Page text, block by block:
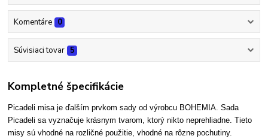
Komentáre 0
Súvisiaci tovar 5
Kompletné špecifikácie
Picadeli misa je ďalším prvkom sady od výrobcu BOHEMIA. Sada
Picadeli sa vyznačuje krásnym tvarom, ktorý nikto neprehliadne. Tieto
misy sú vhodné na rozličné použitie, vhodné na rôzne pochutiny.